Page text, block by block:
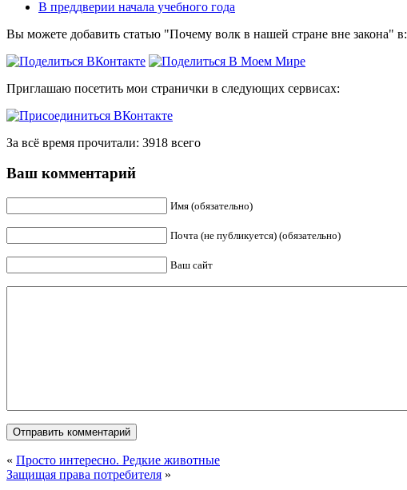
В преддверии начала учебного года
Вы можете добавить статью "Почему волк в нашей стране вне закона" в:
Приглашаю посетить мои странички в следующих сервисах:
За всё время прочитали: 3918 всего
Ваш комментарий
Имя (обязательно)
Почта (не публикуется) (обязательно)
Ваш сайт
« Просто интересно. Редкие животные
Защищая права потребителя »